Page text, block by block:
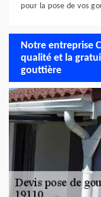
pour la pose de vos
Notre entreprise
qualité et la
gouttière